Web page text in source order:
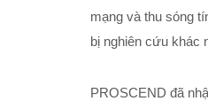
mạng và thu sóng
bị nghiên cứu khác
PROSCEND đã